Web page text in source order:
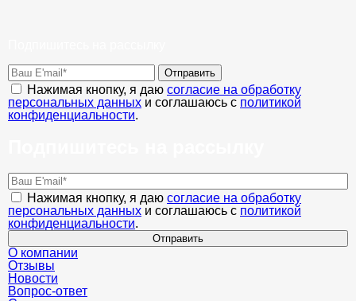
Отправить
Нажимая кнопку, я даю согласие на обработку
персональных данных и соглашаюсь с политикой
конфиденциальности.
Нажимая кнопку, я даю согласие на обработку
персональных данных и соглашаюсь с политикой
конфиденциальности.
Отправить
О компании
Отзывы
Новости
Вопрос-ответ